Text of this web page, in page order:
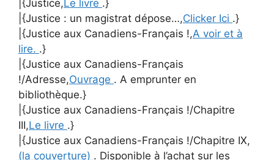
|{Justice, Le livre .}
|{Justice : un magistrat dépose…,Clicker Ici .}
|{Justice aux Canadiens-Français !,A voir et à
lire. .}
|{Justice aux Canadiens-Français
!/Adresse,Ouvrage . A emprunter en
bibliothèque.}
|{Justice aux Canadiens-Français !/Chapitre
III,Le livre .}
|{Justice aux Canadiens-Français !/Chapitre IX,
(la couverture) . Disponible à l’achat sur les